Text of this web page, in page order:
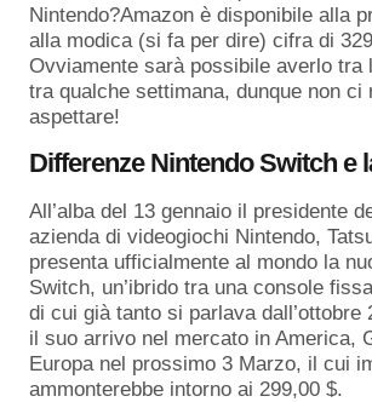
Nintendo?Amazon è disponibile alla
alla modica (si fa per dire) cifra di
Ovviamente sarà possibile averlo tra
tra qualche settimana, dunque non ci
aspettare!
Differenze Nintendo Switch e
All’alba del 13 gennaio il presidente
azienda di videogiochi Nintendo,
presenta ufficialmente al mondo la
Switch, un’ibrido tra una console
di cui già tanto si parlava dall’ottobre
il suo arrivo nel mercato in America,
Europa nel prossimo 3 Marzo, il cui
ammonterebbe intorno ai 299,00 $.